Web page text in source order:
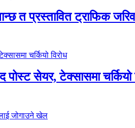
त प्रस्तावित ट्राफिक
पोस्ट सेयर, टेक्सासमा चर्कियो